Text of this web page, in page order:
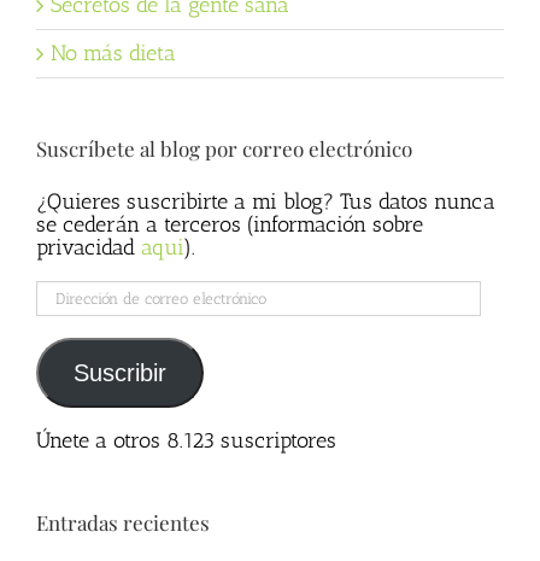
No más dieta
Suscríbete al blog por correo electrónico
¿Quieres suscribirte a mi blog? Tus datos nunca
se cederán a terceros (información sobre
privacidad aqui).
Dirección
de
correo
electrónico
Suscribir
Únete a otros 8.123 suscriptores
Entradas recientes